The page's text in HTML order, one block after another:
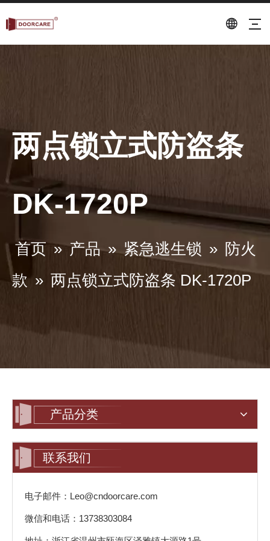
两点锁立式防盗条
DK-1720P
首页 »产品 » 紧急逃生锁 » 防火
款 » 两点锁立式防盗条 DK-1720P
产品分类
联系我们
电子邮件：Leo@cndoorcare.com
微信和电话：13738303084